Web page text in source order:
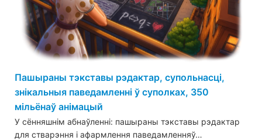
Пашыраны тэкставы рэдактар, супольнасці,
знікальныя паведамленні ў суполках, 350
мільёнаў анімацый
У сённяшнім абнаўленні: пашыраны тэкставы рэдактар
для стварэння і афармлення паведамленняў…